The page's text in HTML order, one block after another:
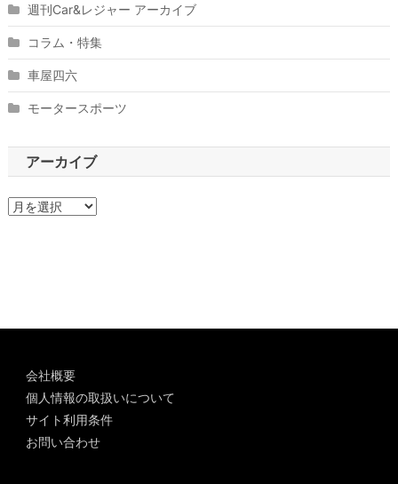
週刊Car&レジャー アーカイブ
コラム・特集
車屋四六
モータースポーツ
アーカイブ
ア
会社概要
個人情報の取扱いについて
サイト利用条件
お問い合わせ